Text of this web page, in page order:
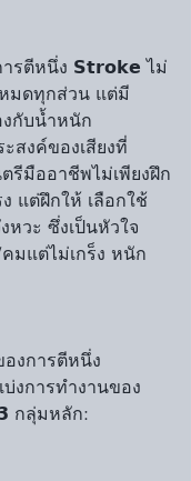
รตีหนึ่ง 𝗦𝘁𝗿𝗼𝗸𝗲 ไม่
มดทุกส่วน แต่มี
กับน้ำหนัก
สงค์ของเสียงที่
รีมืออาชีพไม่เพียงฝึก
แต่ฝึกให้ เลือกใช้
หวะ ซึ่งเป็นหัวใจ
มแต่ไม่เกร็ง หนัก
งการตีหนึ่ง
งการทำงานของ
กลุ่มหลัก: